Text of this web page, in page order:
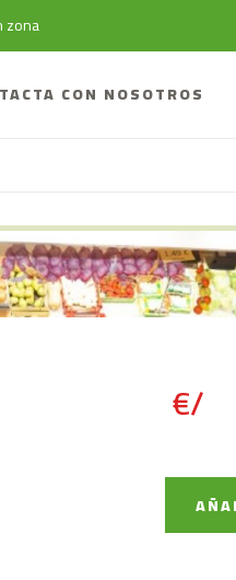
zona
CON NOSOTROS
€/